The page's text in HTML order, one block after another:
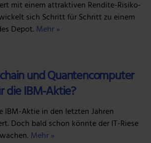
mit einem attraktiven Rendite-Risiko-
sich Schritt für Schritt zu einem
Depot. Mehr »
und Quantencomputer
die IBM-Aktie?
IBM-Aktie in den letzten Jahren
Doch bald schon könnte der IT-Riese
Mehr »